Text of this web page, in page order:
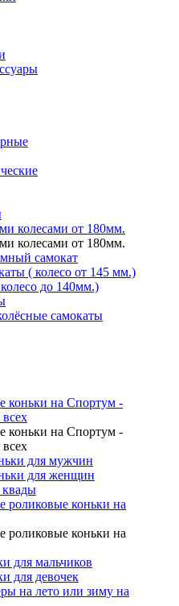
колесами от 180мм.
колесами от 180мм.
самокат
( колесо от 145 мм.)
до 140мм.)
самокаты
коньки на Спортум -
коньки на Спортум -
для мужчин
для женщин
квады
роликовые коньки на
роликовые коньки на
для мальчиков
для девочек
на лето или зиму на